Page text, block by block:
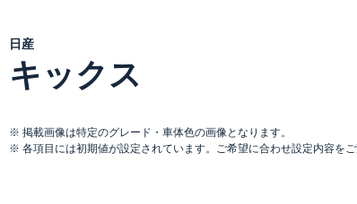
日産
キックス
掲載画像は特定のグレード・車体色の画像となります。
各項目には初期値が設定されています。ご希望に合わせ設定内容をご